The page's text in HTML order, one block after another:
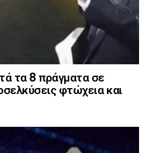
τα 8 πράγματα σε
φτώχεια και